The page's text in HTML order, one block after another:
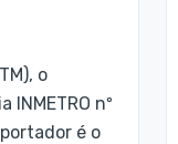
o
nº
é o